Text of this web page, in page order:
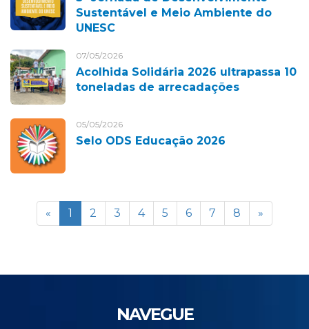
Sustentável e Meio Ambiente do
UNESC
07/05/2026
Acolhida Solidária 2026 ultrapassa 10
toneladas de arrecadações
05/05/2026
Selo ODS Educação 2026
« 1 2 3 4 5 6 7 8 »
NAVEGUE